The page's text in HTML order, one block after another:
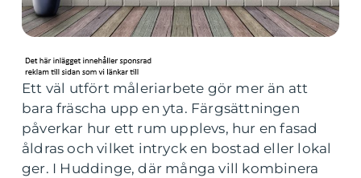
Ett väl utfört måleriarbete gör mer än att
bara fräscha upp en yta. Färgsättningen
påverkar hur ett rum upplevs, hur en fasad
åldras och vilket intryck en bostad eller lokal
ger. I Huddinge, där många vill kombinera